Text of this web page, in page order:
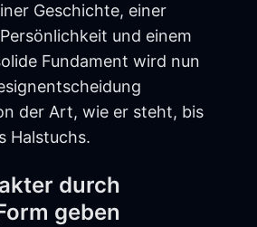
Geschichte, einer
und einem
Fundament wird nun
der Art, wie er steht, bis
Halstuchs.
durch
geben